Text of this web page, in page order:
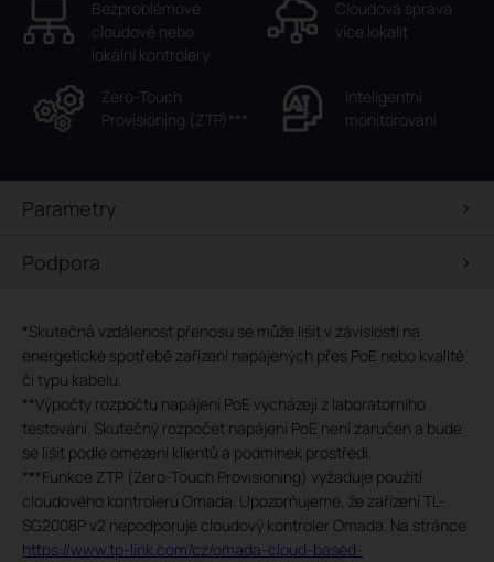
Bezproblémové
cloudové nebo
lokální kontrolery
Cloudová správa
více lokalit
Zero-Touch
Provisioning (ZTP) ***
Inteligentní
monitorování
Parametry
Podpora
*Skutečná vzdálenost přenosu se může lišit v závislosti na
energetické spotřebě zařízení napájených přes PoE nebo kvalitě
či typu kabelu.
**Výpočty rozpočtu napájení PoE vycházejí z laboratorního
testování. Skutečný rozpočet napájení PoE není zaručen a bude
se lišit podle omezení klientů a podmínek prostředí.
***Funkce ZTP (Zero-Touch Provisioning) vyžaduje použití
cloudového kontroleru Omada. Upozorňujeme, že zařízení TL-
SG2008P v2 nepodporuje cloudový kontroler Omada. Na stránce
https://www.tp-link.com/cz/omada-cloud-based-